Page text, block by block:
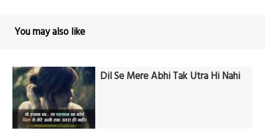
You may also like
Dil Se Mere Abhi Tak Utra Hi Nahi